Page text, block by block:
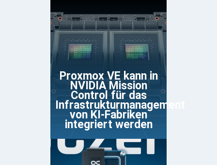
Proxmox VE kann in
NVIDIA Mission
Control für das
Infrastrukturmanagement
von KI-Fabriken
integriert werden